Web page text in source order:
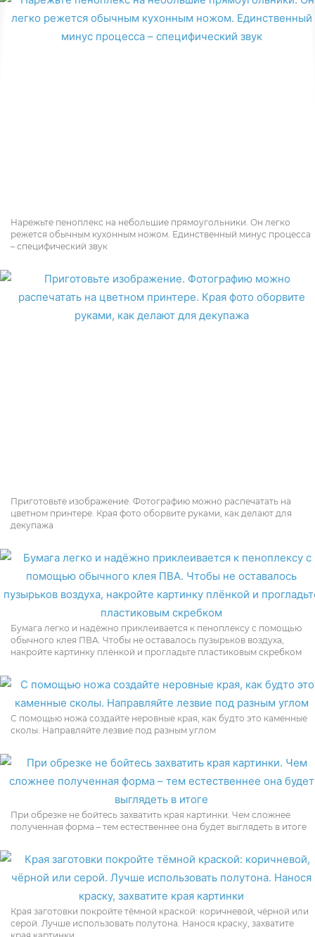
Нарежьте пеноплекс на небольшие прямоугольники. Он легко
режется обычным кухонным ножом. Единственный минус процесса
– специфический звук
Приготовьте изображение. Фотографию можно распечатать на
цветном принтере. Края фото оборвите руками, как делают для
декупажа
Бумага легко и надёжно приклеивается к пеноплексу с помощью
обычного клея ПВА. Чтобы не оставалось пузырьков воздуха,
накройте картинку плёнкой и прогладьте пластиковым скребком
С помощью ножа создайте неровные края, как будто это каменные
сколы. Направляйте лезвие под разным углом
При обрезке не бойтесь захватить края картинки. Чем сложнее
полученная форма – тем естественнее она будет выглядеть в итоге
Края заготовки покройте тёмной краской: коричневой, чёрной или
серой. Лучше использовать полутона. Нанося краску, захватите